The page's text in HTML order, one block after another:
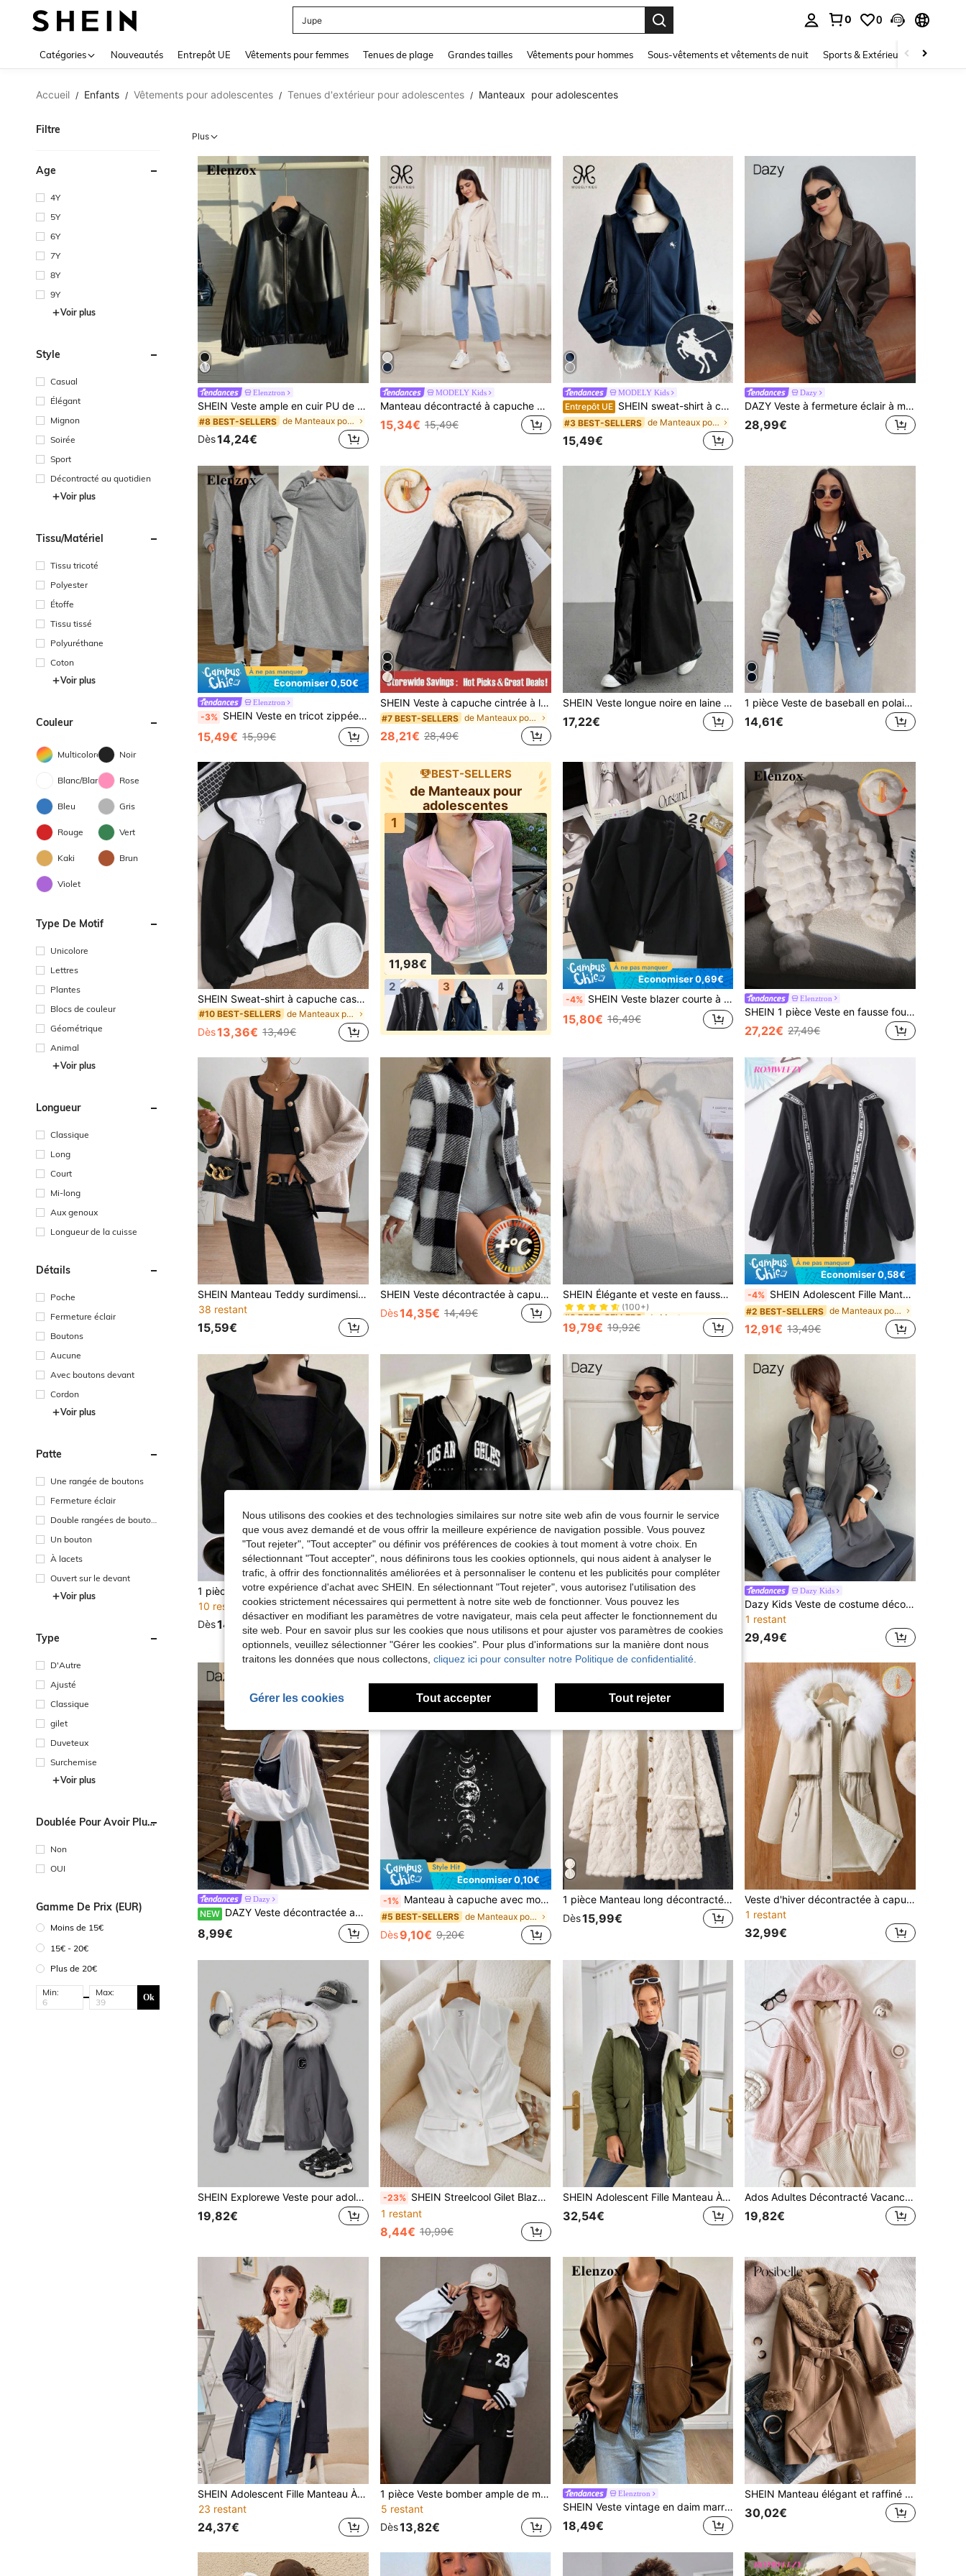
Jupe
0 0
Catégories Nouveautés Entrepôt UE Vêtements pour femmes Tenues de plage Grandes tailles Vêtements pour hommes Sous-vêtements et vêtements de nuit Sports & Extérieur Enfants
Accueil / Enfants / Vêtements pour adolescentes / Tenues d'extérieur pour adolescentes / Manteaux pour adolescentes
Filtre
Âge
4Y
5Y
6Y
7Y
8Y
9Y
Voir plus
Style
Casual
Élégant
Mignon
Soirée
Sport
Décontracté au quotidien
Voir plus
Tissu/matériel
Tissu tricoté
Polyester
Étoffe
Tissu tissé
Polyuréthane
Coton
Voir plus
Couleur
Multicolore Noir
Blanc/Blanche Rose
Bleu Gris
Rouge Vert
Kaki Brun
Violet
Type De Motif
Unicolore
Lettres
Plantes
Blocs de couleur
Géométrique
Animal
Voir plus
Longueur
Classique
Long
Court
Mi-long
Aux genoux
Longueur de la cuisse
Détails
Poche
Fermeture éclair
Boutons
Aucune
Avec boutons devant
Cordon
Voir plus
Patte
Une rangée de boutons
Fermeture éclair
Double rangées de bouton
Un bouton
À lacets
Ouvert sur le devant
Voir plus
Type
D'Autre
Ajusté
Classique
gilet
Duveteux
Surchemise
Voir plus
Doublée Pour Avoir Plus
Non
OUI
Gamme De Prix (EUR)
Moins de 15€
15€ - 20€
Plus de 20€
Min: Max: Ok
Plus
Elenztron
SHEIN Veste ample en cuir PU de couleur unie, style streetwear pour filles préadolescentes, rentrée scolaire automne
#8 BEST-SELLERS de Manteaux pour adolescentes
Dès14,24€
MODELY Kids
Manteau décontracté à capuche pour les adolescentes pour une utilisation quotidienne
15,34€ 15,49€
MODELY Kids
Entrepôt UE SHEIN sweat-shirt à capuche confortable et vintage avec broderie de chevalier, pour adolescentes. Convient pour le port en automne/hiver, les pique-niques en extérieur, la photographie de rue, l'usage sur le campus, le style Ins, mignon et polyvalent
#3 BEST-SELLERS de Manteaux pour adolescentes
15,49€
Dazy
DAZY Veste à fermeture éclair à manches longues en PU pour adolescentes, mode et polyvalente
28,99€
Économiser 0,50€
Elenztron
-3% SHEIN Veste en tricot zippée à capuche polyvalente pour filles ados, décontractée, tout-aller, pour la maison, les sports, le yoga. Automne/Hiver
15,49€ 15,99€
SHEIN Veste à capuche cintrée à la taille pour adolescente, idéale pour le port quotidien au printemps/automne
#7 BEST-SELLERS de Manteaux pour adolescentes
28,21€ 28,49€
SHEIN Veste longue noire en laine à revers pour adolescentes, polyvalente pour l'automne/l'hiver
17,22€
1 pièce Veste de baseball en polaire pour adolescentes, style décontracté et ample, blocs de couleurs, imprimé lettres, bordure côtelée contrastante, pour sports de plein air, printemps, automne, hiver, rentrée scolaire
14,61€
SHEIN Sweat-shirt à capuche casual oversize avec poche et doublure thermique, couleur unie, pour adolescentes
#10 BEST-SELLERS de Manteaux pour adolescentes
Dès13,36€ 13,49€
BEST-SELLERS
de Manteaux pour
adolescentes
1
11,98€
2 3 4
Économiser 0,69€
-4% SHEIN Veste blazer courte à manches longues et revers pour adolescente, style minimaliste et élégant, couleur unie, vêtement polyvalent et à la mode pour toutes les saisons.
15,80€ 16,49€
Elenztron
SHEIN 1 pièce Veste en fausse fourrure élégante pour adolescentes, convient pour les événements du soir, les sorties d'automne/hiver
27,22€ 27,49€
SHEIN Manteau Teddy surdimensionné à col rond avec boutons contrastés pour adolescentes, veste courte élégante et rétro en fourrure beige pour l'automne et l'hiver
38 restant
15,59€
SHEIN Veste décontractée à capuche longue en peluche à carreaux noir et blanc pour adolescentes, convenant à l'automne et à l'hiver, à la rentrée scolaire, pour la maison et les sorties
Dès14,35€ 14,49€
SHEIN Élégante et veste en fausse fourrure blanche pour adolescentes, convient pour les sorties d'hiver, les rendez-vous, les tenues décontractées
#9 BEST-SELLERS
de Manteaux pour adolescentes
(100+)
#9 BEST-SELLERS
(100+)
#9 BEST-SELLERS
(100+)
#9 BEST-SELLERS
de Manteaux pour adolescentes
19,79€ 19,92€
Économiser 0,58€
-4% SHEIN Adolescent Fille Manteau À Capuche À Lettres À Cordon
#2 BEST-SELLERS de Manteaux pour adolescentes
12,91€ 13,49€
1 pièce Veste à capuche décontractée de style collégial minimaliste de couleur unie pour adolescentes
10 restant
Dès14,90€
Nouveau sweat-shirt à capuche zippé unisexe pour adolescentes, veste de survêtement, convient pour le printemps et l'automne, la maison, l'école, les vacances, le shopping et les occasions sportives.
#6 BEST-SELLERS de Manteaux pour adolescentes
12,95€
Dazy
NEW DAZY Blazer sans manches col revers ample décontracté automne pour adolescentes (filles)
16,49€
Dazy Kids
Dazy Kids Veste de costume décontractée ample et droite, vêtement extérieur pour adolescentes
1 restant
29,49€
Dazy
NEW DAZY Veste décontractée ample à manches longues style basique automne pour adolescente (fille)
8,99€
Économiser 0,10€
-1% Manteau à capuche avec motif d'évolution de la lune pour adolescentes. Doux et lavable en machine, décontracté et , convient pour les voyages, les fêtes et les sorties. Adapté pour l'école, les vacances et les courses.
#5 BEST-SELLERS de Manteaux pour adolescentes
Dès9,10€ 9,20€
1 pièce Manteau long décontracté style mode pour adolescentes, doublé de polaire, beige, ouvert devant avec boutons, ample et confortable, design patchwork, nouveau design étoile en peluche, tenue décontractée quotidienne, convient pour l'école, les trajets, les vacances, les voyages, la rentrée scolaire, les festivals de musique, convient pour l'automne/l'hiver
Dès15,99€
Veste d'hiver décontractée à capuche ample et zippée pour adolescentes, mi-longue, avec taille lâche et effet duveteux. Convient pour les trajets quotidiens et l'école en automne
1 restant
32,99€
SHEIN Explorewe Veste pour adolescentes, style américain décontracté et polyvalent à la mode. Manches longues, doublure thermique, capuche avec logo, fermeture éclair, poignets côtelés. Convient pour les sorties d'automne/hiver, les achats, les vacances. Peut être associée à un jean ou un pantalon de survêtement.
19,82€
-23% SHEIN Streelcool Gilet Blazer décontracté à Double Boutonnage pour Adolescentes, Design Asymétrique Avant Style Français Blanc d'Été, Gilet de Trajet Rentrée Scolaire
1 restant
8,44€ 10,99€
SHEIN Adolescent Fille Manteau À Capuche Poche À Rabat À Doublure En Tissu Duveteux
32,54€
Ados Adultes Décontracté Vacances Élégant Confortable Épais Polaire à Capuche Zippé Extérieur Simple Classique Gracieux Naturel Veste, Automne/Hiver
19,82€
SHEIN Adolescent Fille Manteau À Cordon À Ourlet Duveteux À Capuche À Doublure Thermique
23 restant
24,37€
1 pièce Veste bomber ample de mode décontractée pour adolescentes, patchwork bicolore, polyvalente, automne/hiver
5 restant
Dès13,82€
Elenztron
SHEIN Veste vintage en daim marron pour adolescente, coupe ample à épaules tombantes qui camoufle le corps et affine, sans restreindre les mouvements. Design double col + fermeture éclair & bouton, facile à enfiler et à retirer. Coupe courte taille haute qui s'accorde parfaitement avec des jeans et des jupes plissées
18,49€
SHEIN Manteau élégant et raffiné pour adolescente, manteau long matelassé ceinturé slim pour les déplacements et l'extérieur, manteau de mode haut de gamme en jacquard moelleux de luxe
30,02€
Nous utilisons des cookies et des technologies similaires sur notre site web afin de vous fournir le service
que vous avez demandé et de vous offrir la meilleure expérience de navigation possible. Vous pouvez
"Tout rejeter", "Tout accepter" ou définir vos préférences de cookies à tout moment à votre choix. En
sélectionnant "Tout accepter", nous définirons tous les cookies optionnels, qui nous aident à analyser le
trafic, à offrir des fonctionnalités améliorées et à personnaliser le contenu et les publicités pour compléter
votre expérience d'achat avec SHEIN. En sélectionnant "Tout rejeter", vous autorisez l'utilisation des
cookies strictement nécessaires qui permettent à notre site web de fonctionner. Vous pouvez les
désactiver en modifiant les paramètres de votre navigateur, mais cela peut affecter le fonctionnement du
site web. Pour en savoir plus sur les cookies que nous utilisons et pour ajuster vos paramètres de cookies
optionnels, veuillez sélectionner "Gérer les cookies". Pour plus d'informations sur la manière dont nous
traitons les données que nous collectons, cliquez ici pour consulter notre Politique de confidentialité.
Gérer les cookies Tout accepter Tout rejeter